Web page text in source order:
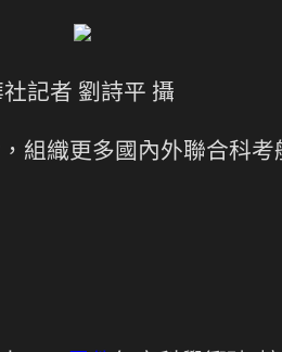
記者 劉詩平 攝
組織更多國內外聯合科